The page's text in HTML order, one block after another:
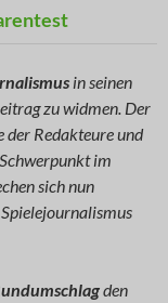
in seinen
zu widmen. Der
der Redakteure und
im
sich nun
den